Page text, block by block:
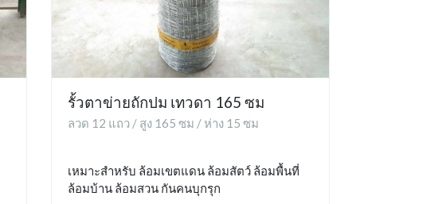
รั้วตาข่ายถักปม เทวดา 165 ซม
ลวด 12 แถว / สูง 165 ซม / ห่าง 15 ซม
เหมาะสำหรับ ล้อมเขตแดน ล้อมสัตว์ ล้อมพื้นที่
ล้อมบ้าน ล้อมสวน กันคนบุกรุก